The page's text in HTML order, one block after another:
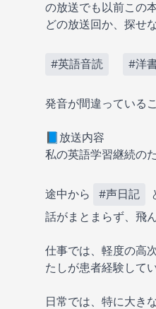
の放送でも以前この
どの放送回か、探せ
#英語音読 #洋
発音が間違っている
📘放送内容
私の英語学習継続の
途中から #声日記
話がまとまらず、飛
仕事では、軽度の高
たしが患者経験して
日常では、特に大き